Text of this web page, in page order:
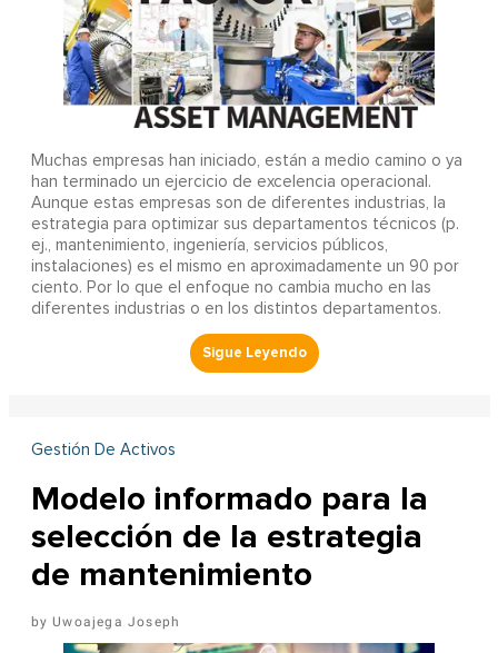
Muchas empresas han iniciado, están a medio camino o ya
han terminado un ejercicio de excelencia operacional.
Aunque estas empresas son de diferentes industrias, la
estrategia para optimizar sus departamentos técnicos (p.
ej., mantenimiento, ingeniería, servicios públicos,
instalaciones) es el mismo en aproximadamente un 90 por
ciento. Por lo que el enfoque no cambia mucho en las
diferentes industrias o en los distintos departamentos.
Gestión De Activos
Modelo informado para la
selección de la estrategia
de mantenimiento
Uwoajega Joseph